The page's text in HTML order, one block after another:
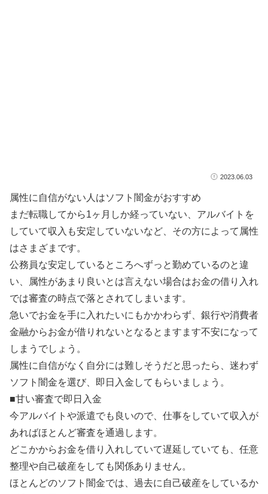
2023.06.03
属性に自信がない人はソフト闇金がおすすめ
まだ転職してから1ヶ月しか経っていない、アルバイトを
していて収入も安定していないなど、その方によって属性
はさまざまです。
公務員な安定しているところへずっと勤めているのと違
い、属性があまり良いとは言えない場合はお金の借り入れ
では審査の時点で落とされてしまいます。
急いでお金を手に入れたいにもかかわらず、銀行や消費者
金融からお金が借りれないとなるとますます不安になって
しまうでしょう。
属性に自信がなく自分には難しそうだと思ったら、迷わず
ソフト闇金を選び、即日入金してもらいましょう。
■甘い審査で即日入金
今アルバイトや派遣でも良いので、仕事をしていて収入が
あればほとんど審査を通過します。
どこかからお金を借り入れしていて遅延していても、任意
整理や自己破産をしても関係ありません。
ほとんどのソフト闇金では、過去に自己破産をしているか